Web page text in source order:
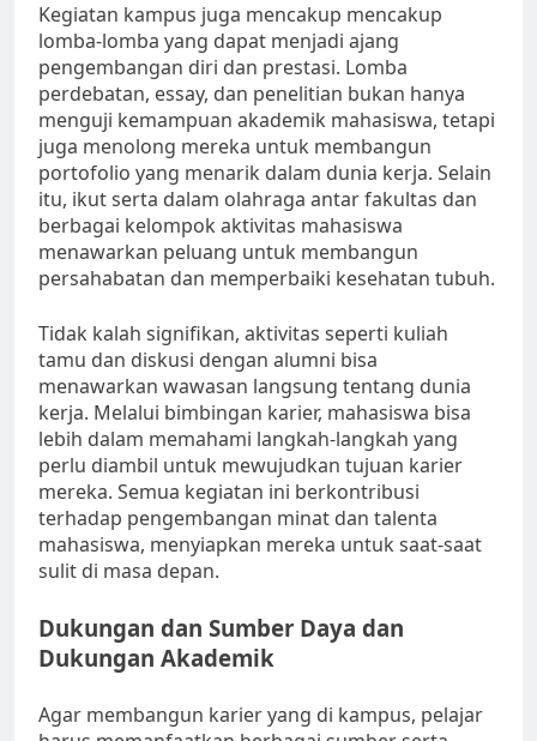
Kegiatan kampus juga mencakup mencakup
lomba-lomba yang dapat menjadi ajang
pengembangan diri dan prestasi. Lomba
perdebatan, essay, dan penelitian bukan hanya
menguji kemampuan akademik mahasiswa, tetapi
juga menolong mereka untuk membangun
portofolio yang menarik dalam dunia kerja. Selain
itu, ikut serta dalam olahraga antar fakultas dan
berbagai kelompok aktivitas mahasiswa
menawarkan peluang untuk membangun
persahabatan dan memperbaiki kesehatan tubuh.
Tidak kalah signifikan, aktivitas seperti kuliah
tamu dan diskusi dengan alumni bisa
menawarkan wawasan langsung tentang dunia
kerja. Melalui bimbingan karier, mahasiswa bisa
lebih dalam memahami langkah-langkah yang
perlu diambil untuk mewujudkan tujuan karier
mereka. Semua kegiatan ini berkontribusi
terhadap pengembangan minat dan talenta
mahasiswa, menyiapkan mereka untuk saat-saat
sulit di masa depan.
Dukungan dan Sumber Daya dan
Dukungan Akademik
Agar membangun karier yang di kampus, pelajar